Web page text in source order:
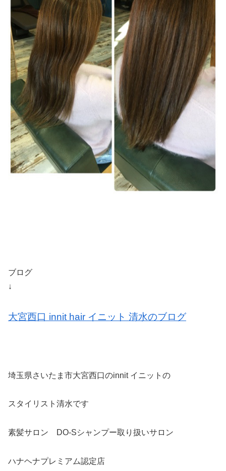
ブログ
↓
大宮西口 innit hair イニット 清水のブログ
埼玉県さいたま市大宮西口のinnit イニットの
スタイリスト清水です
素髪サロン DO-Sシャンプー取り扱いサロン
ハナヘナプレミアム認定店